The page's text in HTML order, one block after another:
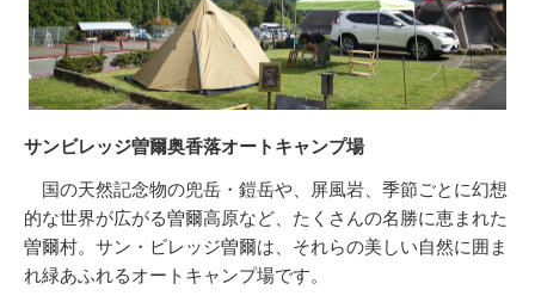
サンビレッジ曽爾奥香落オートキャンプ場
国の天然記念物の兜岳・鎧岳や、屏風岩、季節ごとに幻想
的な世界が広がる曽爾高原など、たくさんの名勝に恵まれた
曽爾村。サン・ビレッジ曽爾は、それらの美しい自然に囲ま
れ緑あふれるオートキャンプ場です。